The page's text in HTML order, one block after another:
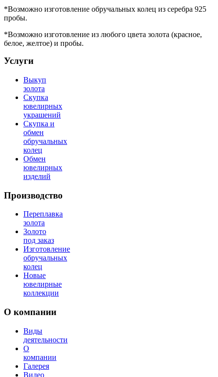
*Возможно изготовление обручальных колец из серебра 925
пробы.
*Возможно изготовление из любого цвета золота (красное,
белое, желтое) и пробы.
Услуги
Выкуп
золота
Скупка
ювелирных
украшений
Скупка и
обмен
обручальных
колец
Обмен
ювелирных
изделий
Производство
Переплавка
золота
Золото
под заказ
Изготовление
обручальных
колец
Новые
ювелирные
коллекции
О компании
Виды
деятельности
О
компании
Галерея
Видео